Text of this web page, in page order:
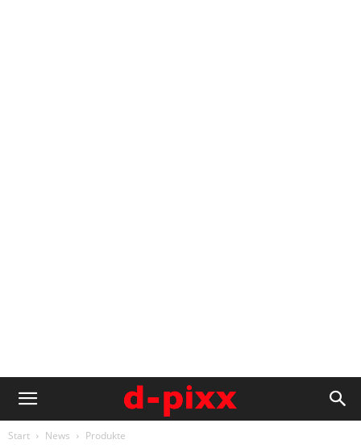
Start News Produkte